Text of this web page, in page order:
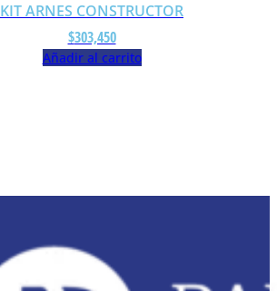
KIT ARNES CONSTRUCTOR
$303,450
Añadir al carrito